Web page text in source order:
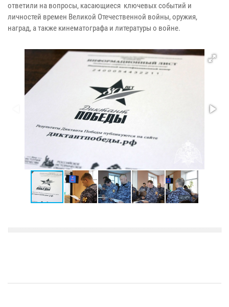
ответили на вопросы, касающиеся ключевых событий и
личностей времен Великой Отечественной войны, оружия,
наград, а также кинематографа и литературы о войне.